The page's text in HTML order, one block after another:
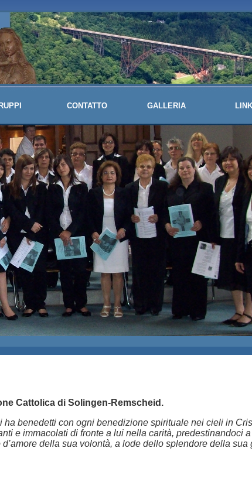
CONTATTO GALLERIA
Cattolica di Solingen-Remscheid.
benedetti con ogni benedizione spirituale nei cieli in
e immacolati di fronte a lui nella carità, predestinandoci
della sua volontà, a lode dello splendore della sua